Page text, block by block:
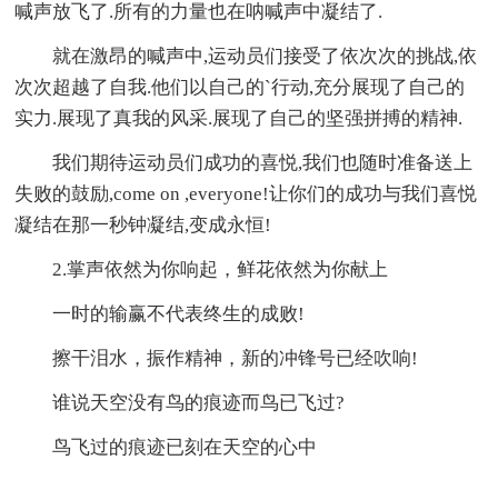
喊声放飞了.所有的力量也在呐喊声中凝结了.
就在激昂的喊声中,运动员们接受了依次次的挑战,依
次次超越了自我.他们以自己的`行动,充分展现了自己的
实力.展现了真我的风采.展现了自己的坚强拼搏的精神.
我们期待运动员们成功的喜悦,我们也随时准备送上
失败的鼓励,come on ,everyone!让你们的成功与我们喜悦
凝结在那一秒钟凝结,变成永恒!
2.掌声依然为你响起，鲜花依然为你献上
一时的输赢不代表终生的成败!
擦干泪水，振作精神，新的冲锋号已经吹响!
谁说天空没有鸟的痕迹而鸟已飞过?
鸟飞过的痕迹已刻在天空的心中